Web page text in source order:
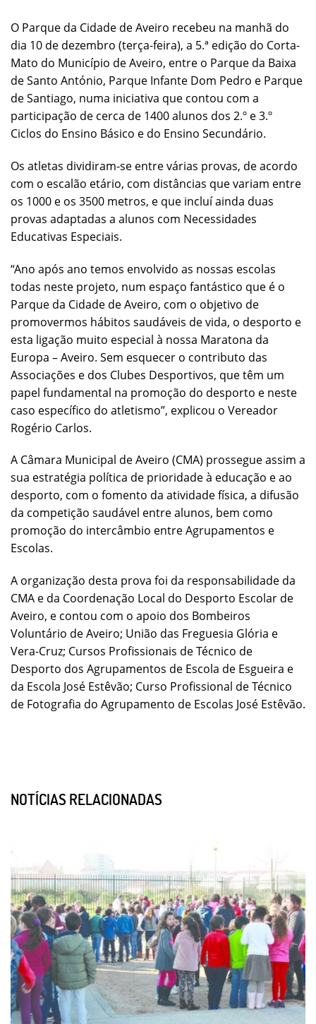
O Parque da Cidade de Aveiro recebeu na manhã do
dia 10 de dezembro (terça-feira), a 5.ª edição do Corta-
Mato do Município de Aveiro, entre o Parque da Baixa
de Santo António, Parque Infante Dom Pedro e Parque
de Santiago, numa iniciativa que contou com a
participação de cerca de 1400 alunos dos 2.º e 3.º
Ciclos do Ensino Básico e do Ensino Secundário.
Os atletas dividiram-se entre várias provas, de acordo
com o escalão etário, com distâncias que variam entre
os 1000 e os 3500 metros, e que incluí ainda duas
provas adaptadas a alunos com Necessidades
Educativas Especiais.
“Ano após ano temos envolvido as nossas escolas
todas neste projeto, num espaço fantástico que é o
Parque da Cidade de Aveiro, com o objetivo de
promovermos hábitos saudáveis de vida, o desporto e
esta ligação muito especial à nossa Maratona da
Europa – Aveiro. Sem esquecer o contributo das
Associações e dos Clubes Desportivos, que têm um
papel fundamental na promoção do desporto e neste
caso específico do atletismo”, explicou o Vereador
Rogério Carlos.
A Câmara Municipal de Aveiro (CMA) prossegue assim a
sua estratégia política de prioridade à educação e ao
desporto, com o fomento da atividade física, a difusão
da competição saudável entre alunos, bem como
promoção do intercâmbio entre Agrupamentos e
Escolas.
A organização desta prova foi da responsabilidade da
CMA e da Coordenação Local do Desporto Escolar de
Aveiro, e contou com o apoio dos Bombeiros
Voluntário de Aveiro; União das Freguesia Glória e
Vera-Cruz; Cursos Profissionais de Técnico de
Desporto dos Agrupamentos de Escola de Esgueira e
da Escola José Estêvão; Curso Profissional de Técnico
de Fotografia do Agrupamento de Escolas José Estêvão.
NOTÍCIAS RELACIONADAS